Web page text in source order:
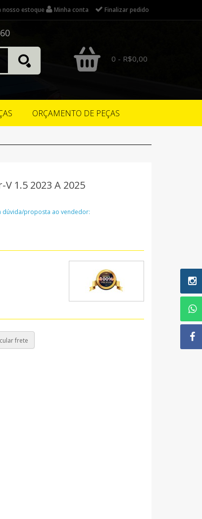
nosso estoque Minha conta Finalizar pedido
0 - R$0,00
ORÇAMENTO DE PEÇAS
1.5 2023 A 2025
dúvida/proposta ao vendedor:
frete